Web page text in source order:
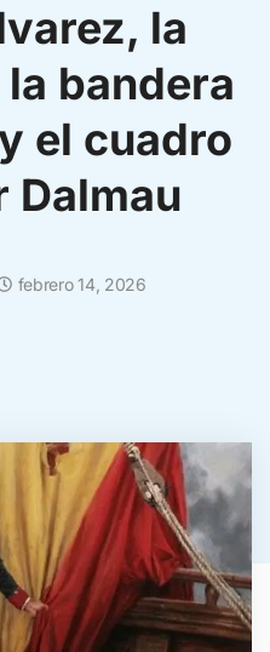
la
bandera
el cuadro
Dalmau
febrero 14, 2026